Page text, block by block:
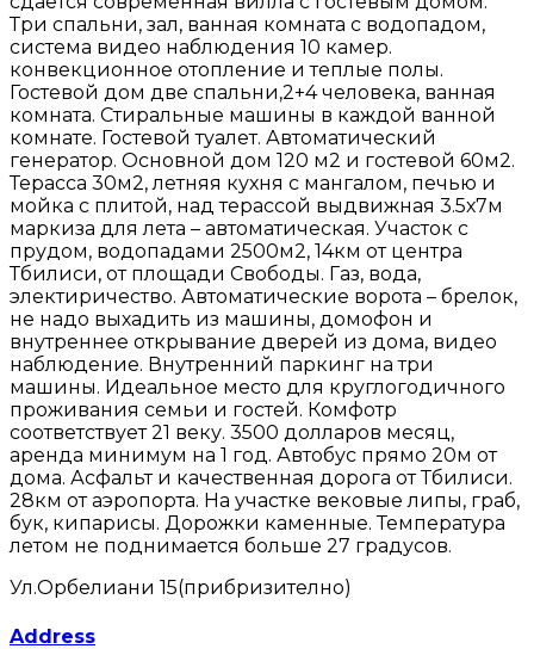
Три спальни, зал, ванная комната с водопадом,
система видео наблюдения 10 камер.
конвекционное отопление и теплые полы.
Гостевой дом две спальни,2+4 человека, ванная
комната. Стиральные машины в каждой ванной
комнате. Гостевой туалет. Автоматический
генератор. Основной дом 120 м2 и гостевой 60м2.
Терасса 30м2, летняя кухня с мангалом, печью и
мойка с плитой, над терассой выдвижная 3.5х7м
маркиза для лета – автоматическая. Участок с
прудом, водопадами 2500м2, 14км от центра
Тбилиси, от площади Свободы. Газ, вода,
электиричество. Автоматические ворота – брелок,
не надо выхадить из машины, домофон и
внутреннее открывание дверей из дома, видео
наблюдение. Внутренний паркинг на три
машины. Идеальное место для круглогодичного
проживания семьи и гостей. Комфотр
соответствует 21 веку. 3500 долларов месяц,
аренда минимум на 1 год. Автобус прямо 20м от
дома. Асфальт и качественная дорога от Тбилиси.
28км от аэропорта. На участке вековые липы, граб,
бук, кипарисы. Дорожки каменные. Температура
летом не поднимается больше 27 градусов.
Ул.Орбелиани 15(прибризително)
Address